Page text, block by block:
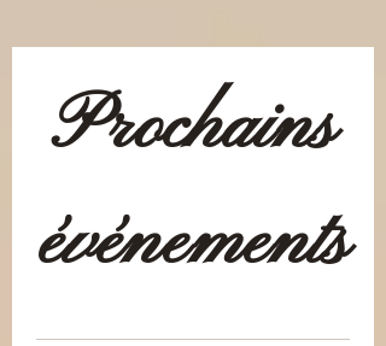
Prochains
événements